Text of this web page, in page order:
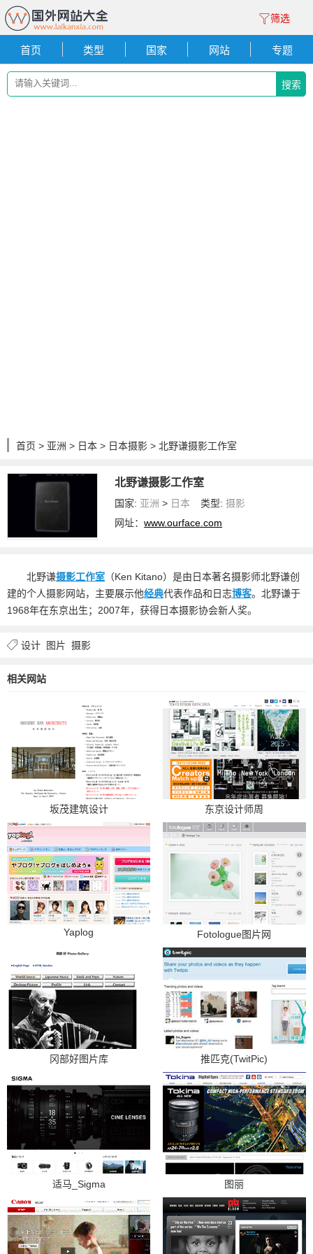
筛选
首页 类型 国家 网站 专题
搜索
首页 > 亚洲 > 日本 > 日本摄影 > 北野谦摄影工作室
北野谦摄影工作室
国家: 亚洲 > 日本 类型: 摄影
网址：www.ourface.com
北野谦摄影工作室 （Ken Kitano）是由日本著名摄影师北野谦创
建的个人摄影网站，主要展示他经典代表作品和日志博客。北野谦于
1968年在东京出生；2007年，获得日本摄影协会新人奖。
设计 图片 摄影
相关网站
坂茂建筑设计 东京设计师周
Yaplog Fotologue图片网
冈部好图片库 推匹克(TwitPic)
适马_Sigma 图丽